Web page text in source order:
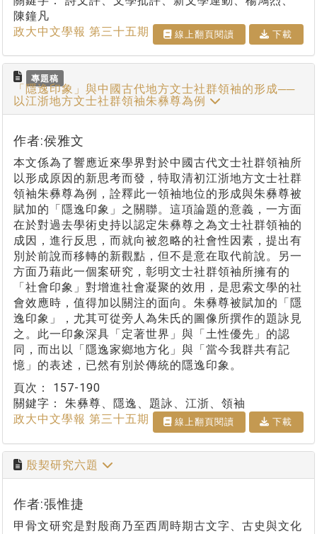
陳鐘凡
政大中文學報 第三十五期
線上翻⾴閱讀 下載
專題稿
「隱逸印象」與中國古代地方文士社群領袖的形成──
以江浙地方文士社群領袖朱彝尊為例
作者:侯雅文
本文係為了響應近來學界對於中國古代文士社群領袖所
以形成原因的新思考而發，特取清初江浙地方文士社群
領袖朱彝尊為例，詮釋此一領袖地位的形成與朱彝尊被
賦加的「隱逸印象」之關聯。這項論題的意義，一方面
在於對過去學術史持以認定朱彝尊之為文士社群領袖的
成因，進行反思，而就向被忽略的社會性因素，提出有
別於前說而移轉的新觀點，但不是意在取代前說。另一
方面乃藉此一個案研究，彰明文士社群領袖所擁有的
「社會印象」對增進社會凝聚的效用，是思索文學的社
會效應時，值得加以關注的面向。朱彝尊被賦加的「隱
逸印象」，尤其可從旁人為朱氏的圖像所撰作的題詠見
之。此一印象深具「定著世界」與「土性優先」的認
同，而出以「隱逸家鄉地方化」與「當今我群共有記
憶」的表述，已然有別於傳統的隱逸印象。
頁次： 157-190
關鍵字： 朱彝尊、隱逸、題詠、江浙、領袖
政大中文學報 第三十五期
線上翻⾴閱讀 下載
殷契研究六題
作者:張惟捷
甲骨文研究是對殷商乃至西周時期古文字、古史與文化